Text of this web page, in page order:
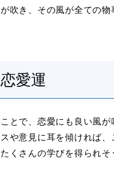
吹き、その風が全ての物
愛運
とで、恋愛にも良い風
や意見に耳を傾ければ
くさんの学びを得られそ